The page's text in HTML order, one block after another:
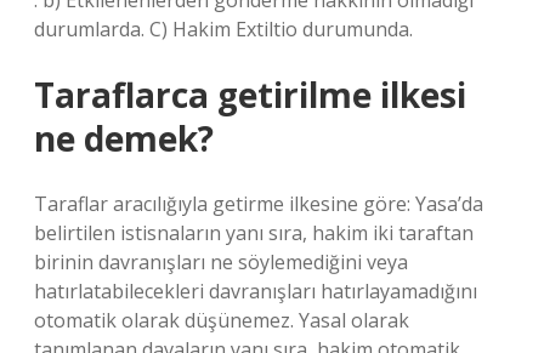
durumlarda. C) Hakim Extiltio durumunda.
Taraflarca getirilme ilkesi
ne demek?
Taraflar aracılığıyla getirme ilkesine göre: Yasa’da
belirtilen istisnaların yanı sıra, hakim iki taraftan
birinin davranışları ne söylemediğini veya
hatırlatabilecekleri davranışları hatırlayamadığını
otomatik olarak düşünemez. Yasal olarak